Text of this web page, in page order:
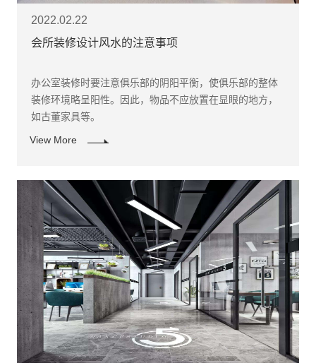
2022.02.22
会所装修设计风水的注意事项
办公室装修时要注意俱乐部的阴阳平衡，使俱乐部的整体
装修环境略呈阳性。因此，物品不应放置在显眼的地方，
如古董家具等。
View More